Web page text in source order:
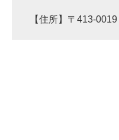
【住所】〒413-